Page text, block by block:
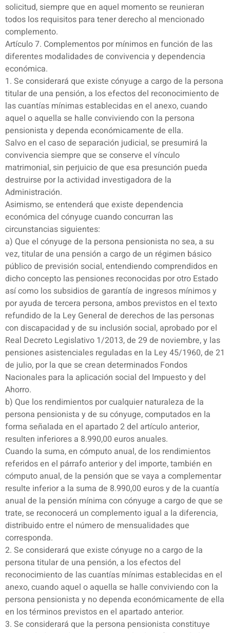
solicitud, siempre que en aquel momento se reunieran
todos los requisitos para tener derecho al mencionado
complemento.
Artículo 7. Complementos por mínimos en función de las
diferentes modalidades de convivencia y dependencia
económica.
1. Se considerará que existe cónyuge a cargo de la persona
titular de una pensión, a los efectos del reconocimiento de
las cuantías mínimas establecidas en el anexo, cuando
aquel o aquella se halle conviviendo con la persona
pensionista y dependa económicamente de ella.
Salvo en el caso de separación judicial, se presumirá la
convivencia siempre que se conserve el vínculo
matrimonial, sin perjuicio de que esa presunción pueda
destruirse por la actividad investigadora de la
Administración.
Asimismo, se entenderá que existe dependencia
económica del cónyuge cuando concurran las
circunstancias siguientes:
a) Que el cónyuge de la persona pensionista no sea, a su
vez, titular de una pensión a cargo de un régimen básico
público de previsión social, entendiendo comprendidos en
dicho concepto las pensiones reconocidas por otro Estado
así como los subsidios de garantía de ingresos mínimos y
por ayuda de tercera persona, ambos previstos en el texto
refundido de la Ley General de derechos de las personas
con discapacidad y de su inclusión social, aprobado por el
Real Decreto Legislativo 1/2013, de 29 de noviembre, y las
pensiones asistenciales reguladas en la Ley 45/1960, de 21
de julio, por la que se crean determinados Fondos
Nacionales para la aplicación social del Impuesto y del
Ahorro.
b) Que los rendimientos por cualquier naturaleza de la
persona pensionista y de su cónyuge, computados en la
forma señalada en el apartado 2 del artículo anterior,
resulten inferiores a 8.990,00 euros anuales.
Cuando la suma, en cómputo anual, de los rendimientos
referidos en el párrafo anterior y del importe, también en
cómputo anual, de la pensión que se vaya a complementar
resulte inferior a la suma de 8.990,00 euros y de la cuantía
anual de la pensión mínima con cónyuge a cargo de que se
trate, se reconocerá un complemento igual a la diferencia,
distribuido entre el número de mensualidades que
corresponda.
2. Se considerará que existe cónyuge no a cargo de la
persona titular de una pensión, a los efectos del
reconocimiento de las cuantías mínimas establecidas en el
anexo, cuando aquel o aquella se halle conviviendo con la
persona pensionista y no dependa económicamente de ella
en los términos previstos en el apartado anterior.
3. Se considerará que la persona pensionista constituye